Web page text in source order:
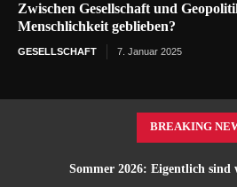
Zwischen Gesellschaft und
Menschlichkeit geblieben?
GESELLSCHAFT 7. Januar 2025
BREAKING
Sommer 2026: Eigentlich